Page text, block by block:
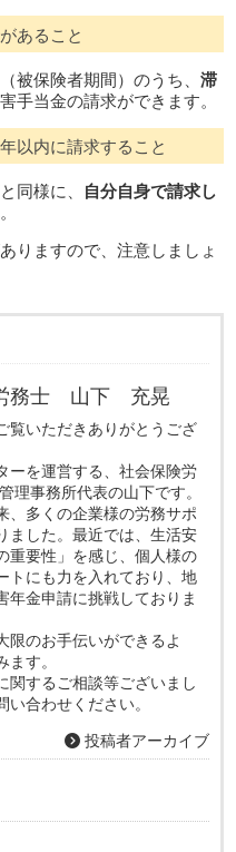
あること
被保険者期間）のうち、滞
手当金の請求ができます。
以内に請求すること
同様に、
自分自身で請求し
。
りますので、注意しましょ
務士 山下 充晃
覧いただきありがとうござ
ーを運営する、社会保険労
理事務所代表の山下です。
、多くの企業様の労務サポ
ました。最近では、生活安
重要性」を感じ、個人様の
トにも力を入れており、地
年金申請に挑戦しておりま
限のお手伝いができるよ
ます。
関するご相談等ございまし
い合わせください。
投稿者アーカイブ